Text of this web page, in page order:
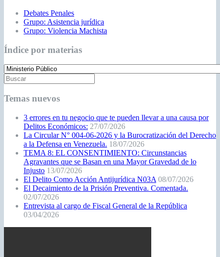
Debates Penales
Grupo: Asistencia jurídica
Grupo: Violencia Machista
Índice por materias
Temas nuevos
3 errores en tu negocio que te pueden llevar a una causa por
Delitos Económicos: 27/07/2026
La Circular N° 004-06-2026 y la Burocratización del Derecho
a la Defensa en Venezuela. 18/07/2026
TEMA 8: EL CONSENTIMIENTO: Circunstancias
Agravantes que se Basan en una Mayor Gravedad de lo
Injusto 13/07/2026
El Delito Como Acción Antijurídica N03A 08/07/2026
El Decaimiento de la Prisión Preventiva. Comentada.
02/07/2026
Entrevista al cargo de Fiscal General de la República
03/04/2026